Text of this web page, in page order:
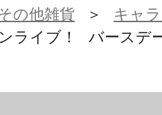
の他雑貨 ＞ キャ
ライブ！ バースデ